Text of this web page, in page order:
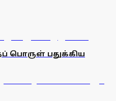
பொருள் பதுக்கிய